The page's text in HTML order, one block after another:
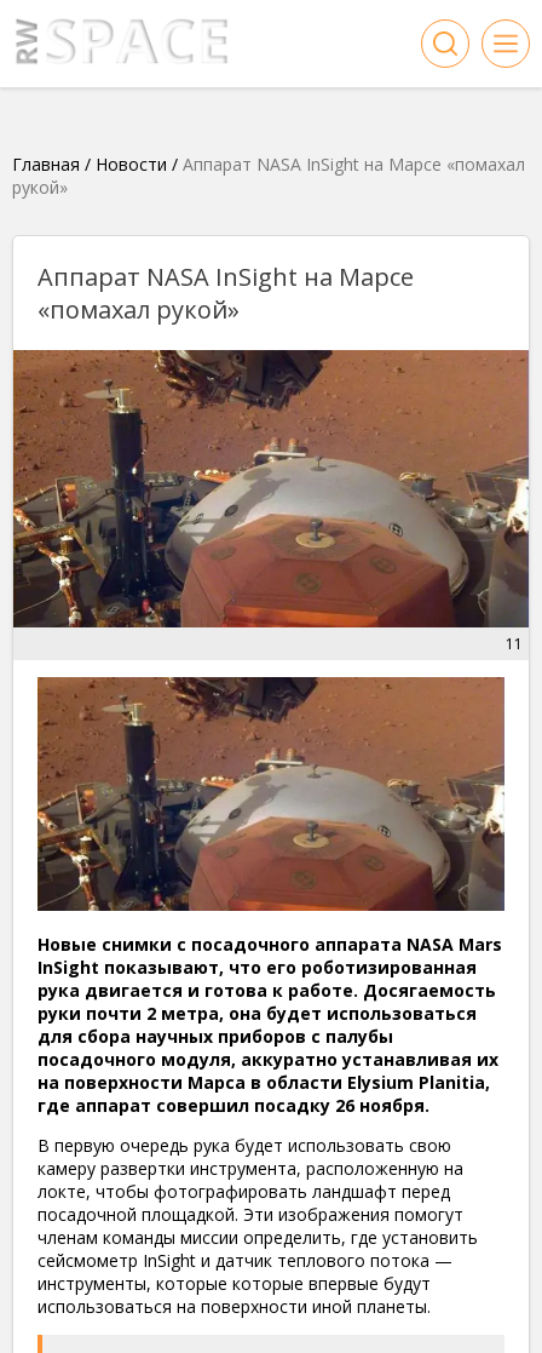
Главная / Новости / Аппарат NASA InSight на Марсе «помахал
рукой»
Аппарат NASA InSight на Марсе
«помахал рукой»
11
Новые снимки с посадочного аппарата NASA Mars
InSight показывают, что его роботизированная
рука двигается и готова к работе. Досягаемость
руки почти 2 метра, она будет использоваться
для сбора научных приборов с палубы
посадочного модуля, аккуратно устанавливая их
на поверхности Марса в области Elysium Planitia,
где аппарат совершил посадку 26 ноября.
В первую очередь рука будет использовать свою
камеру развертки инструмента, расположенную на
локте, чтобы фотографировать ландшафт перед
посадочной площадкой. Эти изображения помогут
членам команды миссии определить, где установить
сейсмометр InSight и датчик теплового потока —
инструменты, которые которые впервые будут
использоваться на поверхности иной планеты.